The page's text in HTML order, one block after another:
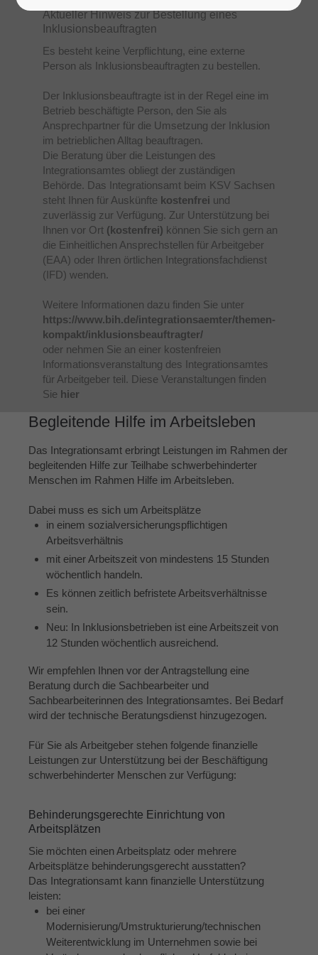
Aktueller Hinweis zur Bestellung eines
Inklusionsbeauftragten
Es besteht keine Verpflichtung, eine externe
Person als Inklusionsbeauftragten zu bestellen.
Der Inklusionsbeauftragte ist in der Regel eine im
Betrieb beschäftigte Person, den Sie als
Ansprechpartner für die Umsetzung der Inklusion
im betrieblichen Alltag beauftragen.
Die Beratung über die Leistungen des
Integrationsamtes obliegt der zuständigen
Behörde. Das Integrationsamt beim KSV Sachsen
steht Ihnen für Auskünfte kostenfrei und
zuverlässig zur Verfügung. Zur Unterstützung bei
Ihnen vor Ort (kostenfrei) können Sie sich gern an
die Einheitlichen Ansprechstellen für Arbeitgeber
(EAA) oder Ihren örtlichen Integrationsfachdienst
(IFD) wenden.
Weitere Informationen dazu finden Sie unter
https://www.bih.de/integrationsaemter/themen-
kompakt/inklusionsbeauftragter/
oder nehmen Sie an einer kostenfreien
Informationsveranstaltung des Integrationsamtes
für Arbeitgeber teil. Diese Veranstaltungen finden
Sie hier
Begleitende Hilfe im Arbeitsleben
Das Integrationsamt erbringt Leistungen im Rahmen der
begleitenden Hilfe zur Teilhabe schwerbehinderter
Menschen im Rahmen Hilfe im Arbeitsleben.
Dabei muss es sich um Arbeitsplätze
in einem sozialversicherungspflichtigen
Arbeitsverhältnis
mit einer Arbeitszeit von mindestens 15 Stunden
wöchentlich handeln.
Es können zeitlich befristete Arbeitsverhältnisse
sein.
Neu: In Inklusionsbetrieben ist eine Arbeitszeit von
12 Stunden wöchentlich ausreichend.
Wir empfehlen Ihnen vor der Antragstellung eine
Beratung durch die Sachbearbeiter und
Sachbearbeiterinnen des Integrationsamtes. Bei Bedarf
wird der technische Beratungsdienst hinzugezogen.
Für Sie als Arbeitgeber stehen folgende finanzielle
Leistungen zur Unterstützung bei der Beschäftigung
schwerbehinderter Menschen zur Verfügung:
Behinderungsgerechte Einrichtung von
Arbeitsplätzen
Sie möchten einen Arbeitsplatz oder mehrere
Arbeitsplätze behinderungsgerecht ausstatten?
Das Integrationsamt kann finanzielle Unterstützung
leisten:
bei einer
Modernisierung/Umstrukturierung/technischen
Weiterentwicklung im Unternehmen sowie bei